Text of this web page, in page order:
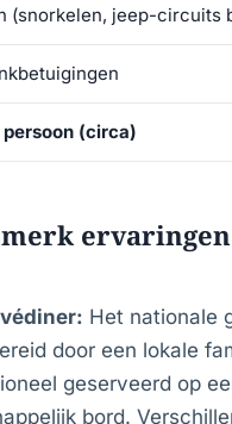
(snorkelen, jeep-circuits
(circa)
Het nationale
door een lokale
geserveerd op
bord.